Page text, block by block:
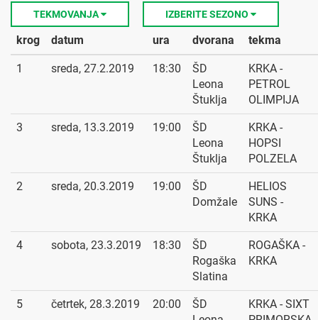
TEKMOVANJA IZBERITE SEZONO
krog datum ura dvorana tekma
1 sreda, 27.2.2019 18:30
ŠD
Leona
Štuklja
KRKA -
PETROL
OLIMPIJA
3 sreda, 13.3.2019 19:00
ŠD
Leona
Štuklja
KRKA -
HOPSI
POLZELA
2 sreda, 20.3.2019 19:00
ŠD
Domžale
HELIOS
SUNS -
KRKA
4 sobota, 23.3.2019 18:30
ŠD
Rogaška
Slatina
ROGAŠKA -
KRKA
5 četrtek, 28.3.2019 20:00
ŠD
KRKA - SIXT